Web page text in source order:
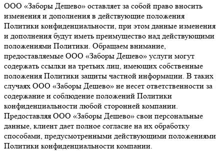
ООО «Заборы Дешево» оставляет за собой право вносить
изменения и дополнения в действующие положения
Политики конфиденциальности, при этом данные изменения
и дополнения будут иметь преимущество над действующими
положениями Политики. Обращаем внимание,
предоставляемые ООО «Заборы Дешево» услуги могут
содержать ссылки на третьих лиц, имеющих собственные
положения Политики защиты частной информации. В таких
случаях ООО «Заборы Дешево» не несет ответственности за
содержание и соблюдение положений Политики
конфиденциальности любой сторонней компании.
Предоставляя ООО «Заборы Дешево» свои персональные
данные, клиент дает полное согласие на их обработку
способами, предусмотренными действующими положениями
Политики конфиденциальности компании.